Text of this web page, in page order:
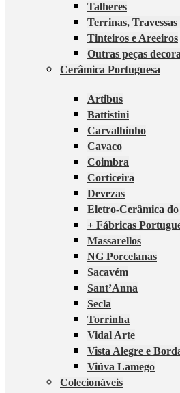
Talheres
Terrinas,
Tinteiros e Areeiros
Outras peças
Cerâmica Portuguesa
Artibus
Battistini
Carvalhinho
Cavaco
Coimbra
Corticeira
Devezas
Eletro-Cerâmica
+ Fábricas
Massarellos
NG Porcelanas
Sacavém
Sant’Anna
Secla
Torrinha
Vidal Arte
Vista Alegre e
Viúva Lamego
Colecionáveis